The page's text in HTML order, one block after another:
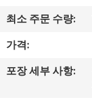
것
최소 주문 수량:
가격:
포장 세부 사항: